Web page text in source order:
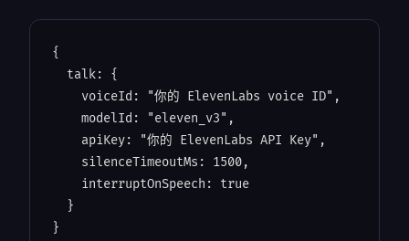
{
talk: {
voiceId : "你的 ElevenLabs voice ID",
modelId : "eleven_v3",
apiKey: "你的 ElevenLabs API Key",
silenceTimeoutMs : 1500,
interruptOnSpeech : true
}